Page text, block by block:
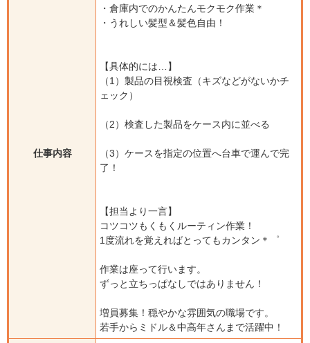
仕事内容
・倉庫内でのかんたんモクモク作業＊
・うれしい髪型＆髪色自由！
【具体的には…】
（1）製品の目視検査（キズなどがないかチ
ェック）
（2）検査した製品をケース内に並べる
（3）ケースを指定の位置へ台車で運んで完
了！
【担当より一言】
コツコツもくもくルーティン作業！
1度流れを覚えればとってもカンタン＊゜
作業は座って行います。
ずっと立ちっぱなしではありません！
増員募集！穏やかな雰囲気の職場です。
若手からミドル＆中高年さんまで活躍中！